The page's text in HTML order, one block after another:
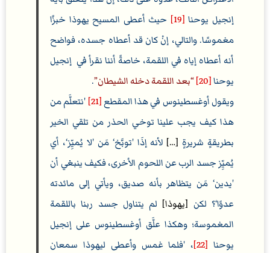
إنجيل يوحنا [19]
حيث أعطى المسيح يهوذا خبزًا
مغموسًا. والتالي، إنْ كان قد أعطاه جسده، فواضح
أنه أعطاه إياه في اللقمة، خاصةً أننا نقرأ في إنجيل
يوحنا[20] بعد اللقمة دخله الشيطان .
ويقول أوغسطينوس في هذا المقطع[21]
'نتعلَّم من
هذا كيف يجب علينا توخي الحذر من تلقي الخير
بطريقةٍ شريرةٍ […] لأنه إذَا 'توبَّخ‘ مَن 'لا يُميِّز‘، أي
يُميِّز جسد الرب عن اللحوم الأخرى، فكيف ينبغي أن
'يدين‘ مَن يتظاهر بأنه صديق، ويأتي إلى مائدته
عدوًا‘؟ لكن [يهوذا] لم يتناول جسد ربنا باللقمة
المغموسة؛ وهكذا علَّق أوغسطينوس على إنجيل
يوحنا [22] ، 'فلما غمس وأعطى ليهوذا سمعان